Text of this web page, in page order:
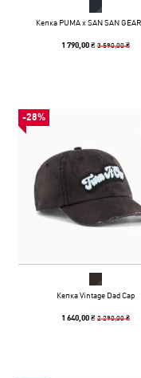
Кепка PUMA x SAN SAN
1 790,00 ₴3 590,00 ₴
-28%
Кепка Vintage Dad Cap
1 640,00 ₴2 290,00 ₴